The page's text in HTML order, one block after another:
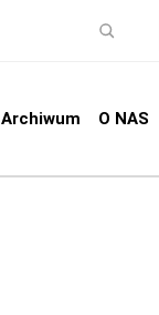
Archiwum O NAS